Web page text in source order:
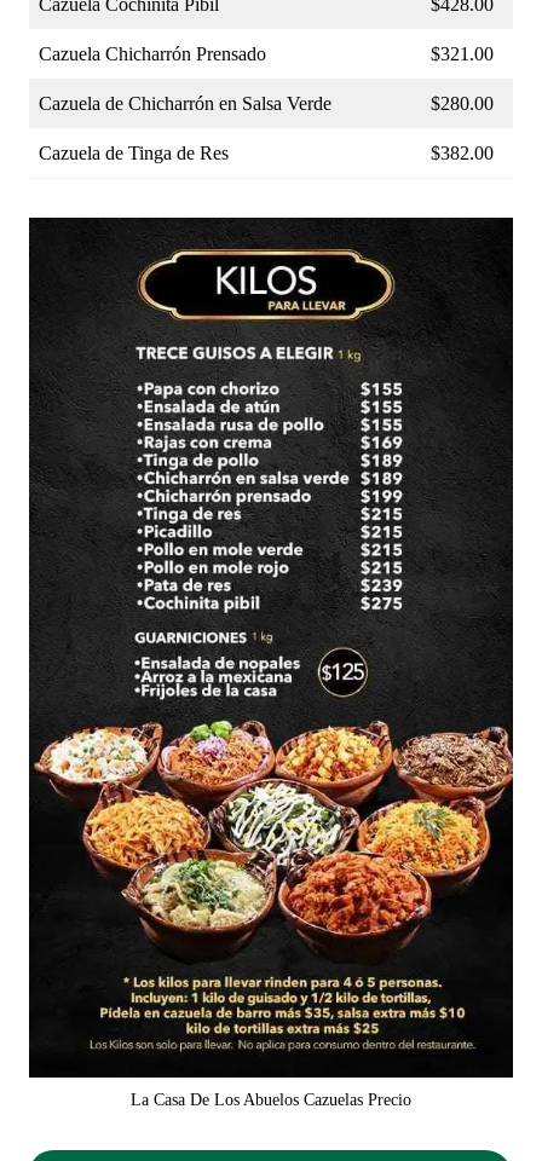
Cazuela Cochinita Pibil $428.00
Cazuela Chicharrón Prensado $321.00
Cazuela de Chicharrón en Salsa Verde $280.00
Cazuela de Tinga de Res $382.00
La Casa De Los Abuelos Cazuelas Precio